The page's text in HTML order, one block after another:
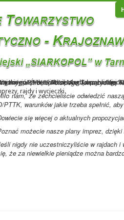
PTTK "Siarkopol w Tarnobrzegu.
rajdy i wycieczki.
poprzez zalanie wodą z pobliskiej
Kościół Świętej Marii Magdaleny w
na stronie Polskiego Towarzystwa
nam, że zechcieliście odwiedzić
PTTK, warunków jakie trzeba spełnić,
się więcej o aktualnych
możecie nasze plany imprez,
nigdy nie uczestniczyliście w rajdach
że za niewielkie pieniądze można